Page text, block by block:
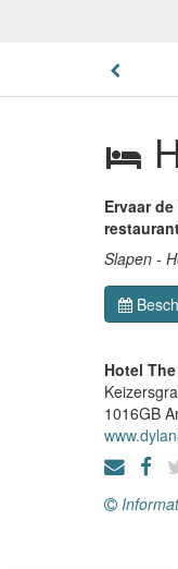
Ervaar
Slapen -
Hotel
1016GB